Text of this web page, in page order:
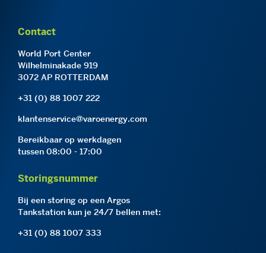
Contact
World Port Center
Wilhelminakade 919
3072 AP ROTTERDAM
+31 (0) 88 1007 222
klantenservice@varoenergy.com
Bereikbaar op werkdagen
tussen 08:00 - 17:00
Storingsnummer
Bij een storing op een Argos
Tankstation kun je 24/7 bellen met:
+31 (0) 88 1007 333